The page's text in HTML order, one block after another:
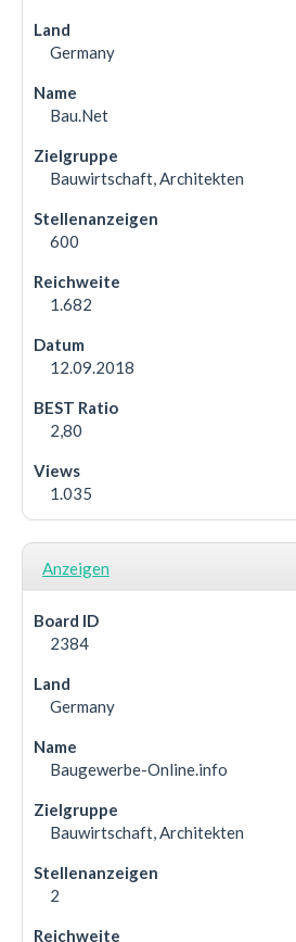
Germany
Bau.Net
Bauwirtschaft, Architekten
600
1.682
12.09.2018
2,80
1.035
Anzeigen
2384
Germany
Baugewerbe-Online.info
Bauwirtschaft, Architekten
2